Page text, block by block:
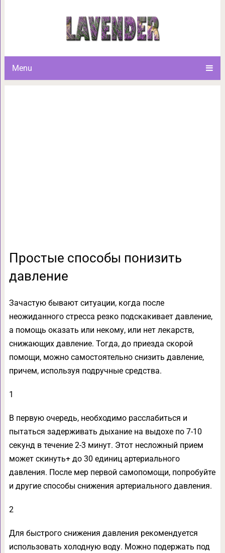
Menu
Простые способы
Простые способы понизить
давление
Зачастую бывают ситуации, когда после
неожиданного стресса резко подскакивает давление,
а помощь оказать или некому, или нет лекарств,
снижающих давление. Тогда, до приезда скорой
помощи, можно самостоятельно снизить давление,
причем, используя подручные средства.
1
В первую очередь, необходимо расслабиться и
пытаться задерживать дыхание на выдохе по 7-10
секунд в течение 2-3 минут. Этот несложный прием
может скинуть+ до 30 единиц артериального
давления. После мер первой самопомощи, попробуйте
и другие способы снижения артериального давления.
2
Для быстрого снижения давления рекомендуется
использовать холодную воду. Можно подержать под